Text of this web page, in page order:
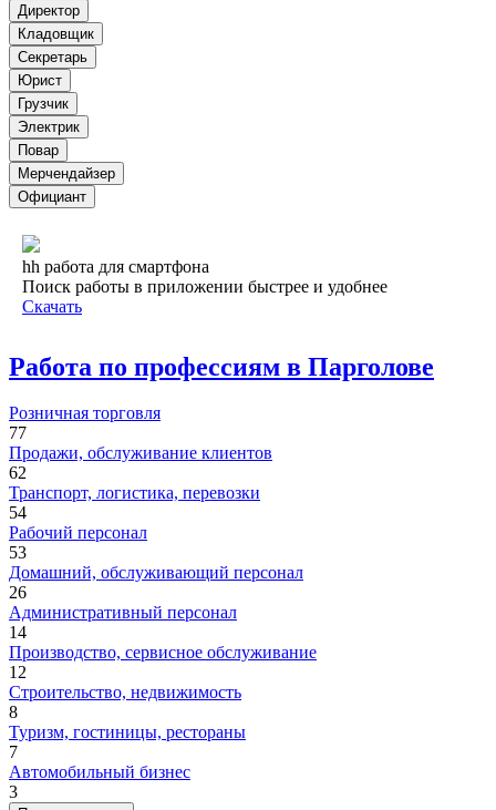
Директор
Кладовщик
Секретарь
Юрист
Грузчик
Электрик
Повар
Мерчендайзер
Официант
hh работа для смартфона
Поиск работы в приложении быстрее и удобнее
Скачать
Работа по профессиям в Парголове
Розничная торговля
77
Продажи, обслуживание клиентов
62
Транспорт, логистика, перевозки
54
Рабочий персонал
53
Домашний, обслуживающий персонал
26
Административный персонал
14
Производство, сервисное обслуживание
12
Строительство, недвижимость
8
Туризм, гостиницы, рестораны
7
Автомобильный бизнес
3